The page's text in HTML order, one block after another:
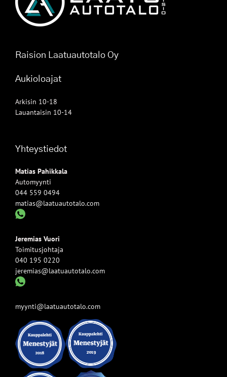
Raision Laatuautotalo Oy
Aukioloajat
Arkisin 10-18
Lauantaisin 10-14
Yhteystiedot
Matias Pahikkala
Automyynti
044 559 0494
matias@laatuautotalo.com
Jeremias Vuori
Toimitusjohtaja
040 195 0220
jeremias@laatuautotalo.com
myynti@laatuautotalo.com